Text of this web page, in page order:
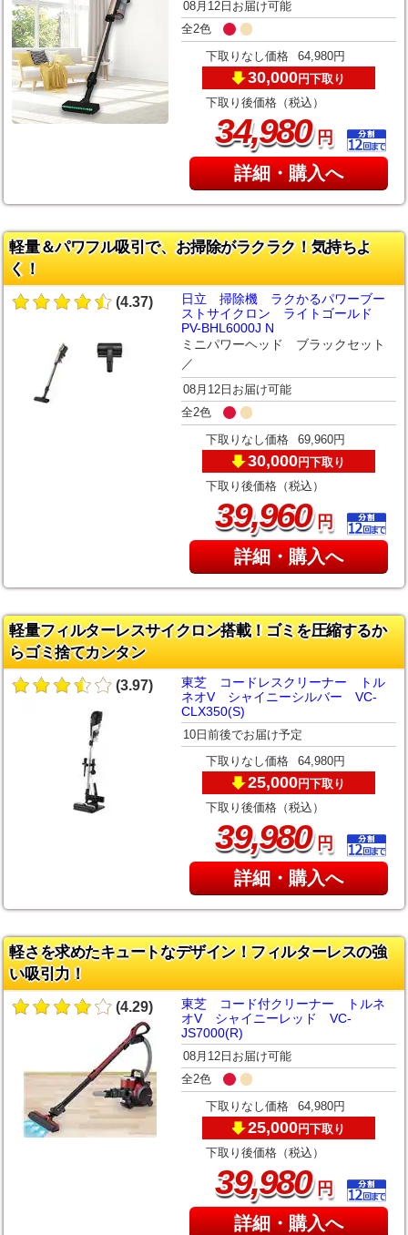
08月12日お届け可能
全2色
下取りなし価格 64,980円
30,000円下取り
下取り後価格（税込）
34,980円
詳細・購入へ
軽量＆パワフル吸引で、お掃除がラクラク！気持ちよ
く！
(4.37)
日立 掃除機 ラクかるパワーブー
ストサイクロン ライトゴールド
PV-BHL6000J N
ミニパワーヘッド ブラックセット
／
08月12日お届け可能
全2色
下取りなし価格 69,960円
30,000円下取り
下取り後価格（税込）
39,960円
詳細・購入へ
軽量フィルターレスサイクロン搭載！ゴミを圧縮するか
らゴミ捨てカンタン
(3.97)
東芝 コードレスクリーナー トル
ネオV シャイニーシルバー VC-
CLX350(S)
10日前後でお届け予定
下取りなし価格 64,980円
25,000円下取り
下取り後価格（税込）
39,980円
詳細・購入へ
軽さを求めたキュートなデザイン！フィルターレスの強
い吸引力！
(4.29)
東芝 コード付クリーナー トルネ
オV シャイニーレッド VC-
JS7000(R)
08月12日お届け可能
全2色
下取りなし価格 64,980円
25,000円下取り
下取り後価格（税込）
39,980円
詳細・購入へ